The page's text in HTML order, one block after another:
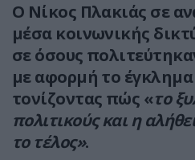
Ο Νίκος Πλακιάς σε
μέσα κοινωνικής
σε όσους
με αφορμή το
τονίζοντας πώς «το
πολιτικούς και η
το τέλος».